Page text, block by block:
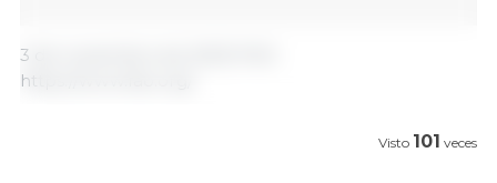
3 de noviembre de 2023/ FAO.
https://www.fao.org/
Visto 101 veces